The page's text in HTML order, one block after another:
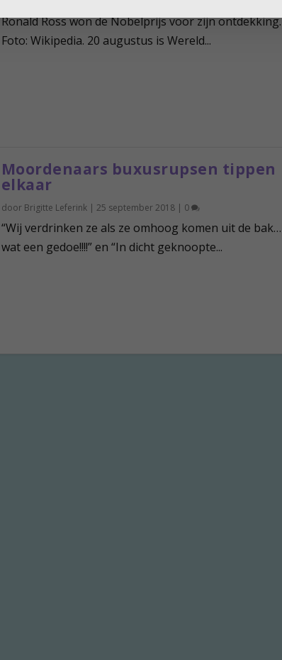
Ronald Ross won de Nobelprijs voor zijn ontdekking.
Foto: Wikipedia. 20 augustus is Wereld...
Moordenaars buxusrupsen tippen
elkaar
door Brigitte Leferink| 25 september 2018| 0
“Wij verdrinken ze als ze omhoog komen uit de bak…
wat een gedoe!!!!” en “In dicht geknoopte...